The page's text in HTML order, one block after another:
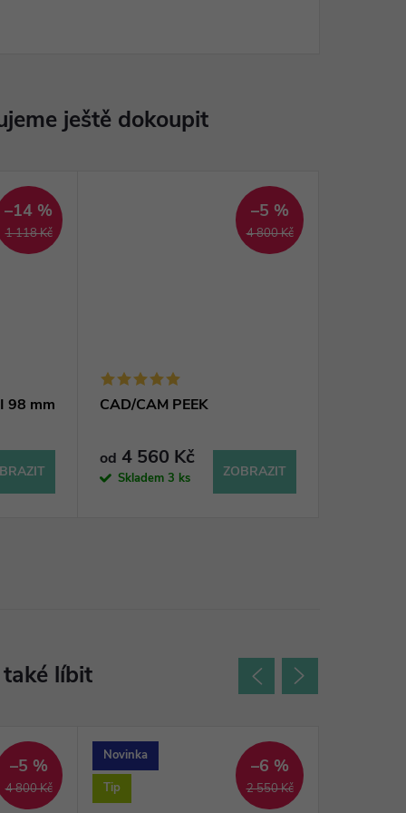
ještě dokoupit
1 118 Kč
–14 %
98 mm
4 800 Kč
–5 %
CAD/CAM PEEK
od 4 560 Kč
Skladem 3 ks ZOBRAZIT
4 800 Kč
–5 %
Novinka
Tip
2 550 Kč
–6 %